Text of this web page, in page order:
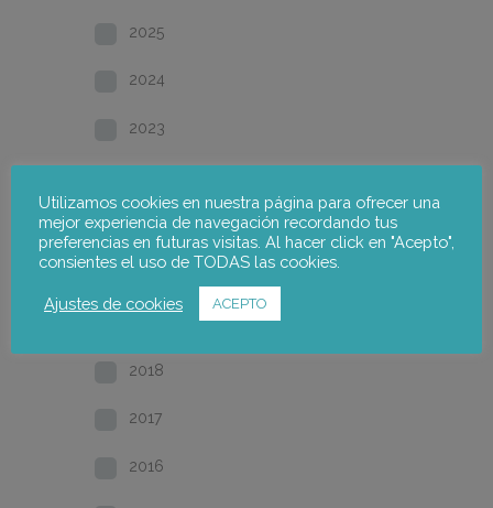
2025
2024
2023
2021
2020
2018
2017
2016
Utilizamos cookies en nuestra página para ofrecer una
mejor experiencia de navegación recordando tus
preferencias en futuras visitas. Al hacer click en "Acepto",
consientes el uso de TODAS las cookies.
Ajustes de cookies ACEPTO